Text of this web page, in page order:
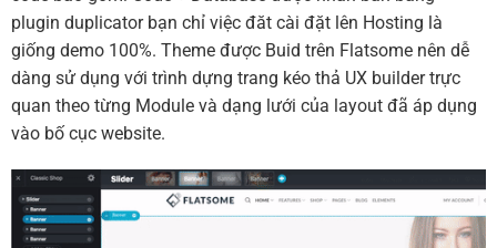
plugin duplicator bạn chỉ việc đăt cài đặt lên Hosting là
giống demo 100%. Theme được Buid trên Flatsome nên dễ
dàng sử dụng với trình dựng trang kéo thả UX builder trực
quan theo từng Module và dạng lưới của layout đã áp dụng
vào bố cục website.